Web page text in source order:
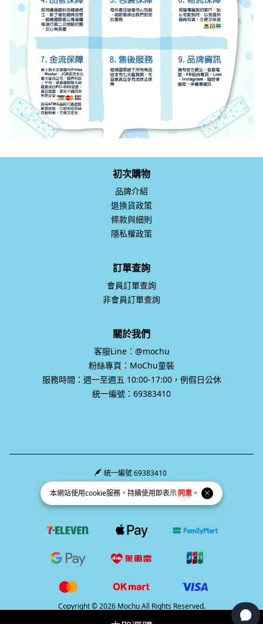
本網站使用cookie服務，持續使用即表示同意 。
初次購物
品牌介紹
退換貨政策
條款與細則
隱私權政策
訂單查詢
會員訂單查詢
非會員訂單查詢
關於我們
客服Line：@mochu
粉絲專頁：MoChu童裝
服務時間：週一至週五 10:00-17:00，例假日公休
統一編號：69383410
統一編號 69383410
Facebook pageInstagram page
Line page
Copyright © 2026 Mochu All Rights Reserved.